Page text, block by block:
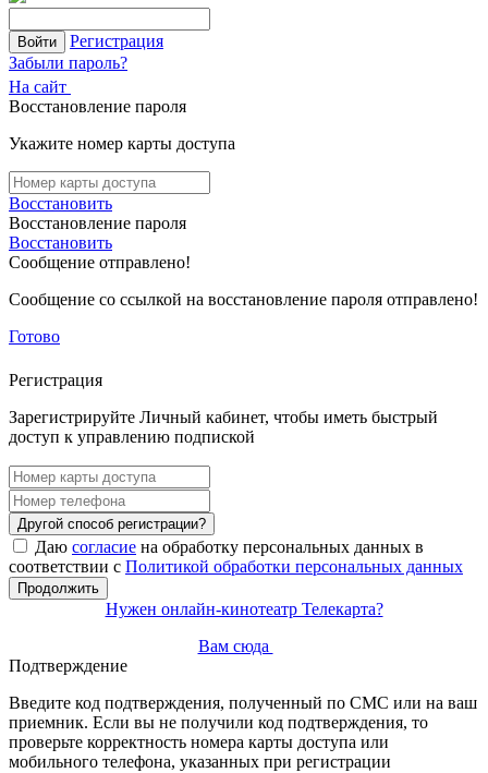
Войти
Регистрация
Забыли пароль?
На сайт
Восстановление пароля
Укажите номер карты доступа
Восстановить
Восстановление пароля
Восстановить
Сообщение отправлено!
Сообщение со ссылкой на восстановление пароля отправлено!
Готово
Регистрация
Зарегистрируйте Личный кабинет, чтобы иметь быстрый
доступ к управлению подпиской
Другой способ регистрации?
Даю согласие на обработку персональных данных в
соответствии с Политикой обработки персональных данных
Продолжить
Нужен онлайн-кинотеатр Телекарта?
Вам сюда
Подтверждение
Введите код подтверждения, полученный по СМС или на ваш
приемник. Если вы не получили код подтверждения, то
проверьте корректность номера карты доступа или
мобильного телефона, указанных при регистрации